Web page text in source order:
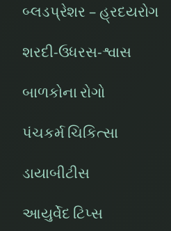
બ્લડપ્રેશર – હ્રદયરોગ
શરદી-ઉધરસ-શ્વાસ
બાળકોના રોગો
પંચકર્મ ચિકિત્સા
ડાયાબીટીસ
આયુર્વેદ ટિપ્સ